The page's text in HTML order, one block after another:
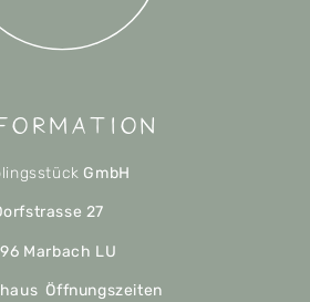
GmbH
27
Marbach LU
Öffnungszeiten